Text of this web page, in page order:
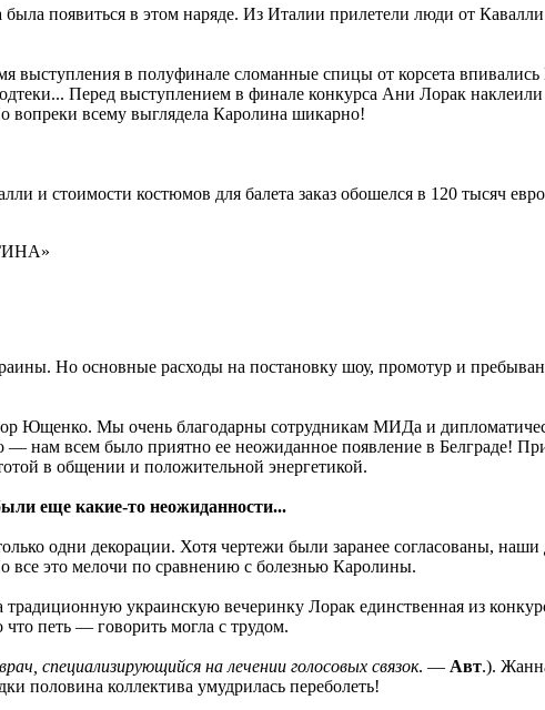
появиться в этом наряде. Из Италии прилетели люди от
выступления в полуфинале сломанные спицы от корсета
Перед выступлением в финале конкурса Ани Лорак
вопреки всему выглядела Каролина шикарно!
и стоимости костюмов для балета заказ обошелся в 120 тысяч
Но основные расходы на постановку шоу, промотур и
Ющенко. Мы очень благодарны сотрудникам МИДа и
нам всем было приятно ее неожиданное появление в Белграде!
в общении и положительной энергетикой.
еще какие-то неожиданности...
одни декорации. Хотя чертежи были заранее согласованы,
это мелочи по сравнению с болезнью Каролины.
украинскую вечеринку Лорак единственная из
петь — говорить могла с трудом.
врач, специализирующийся на лечении голосовых связок. — Авт.).
половина коллектива умудрилась переболеть!